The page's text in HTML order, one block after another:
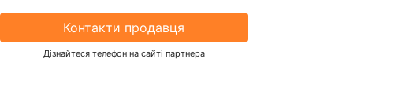
Контакти продавця
Дізнайтеся телефон на сайті партнера